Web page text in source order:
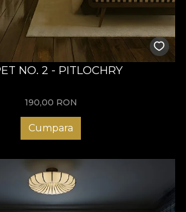
NO. 2 - PITLOCHRY
190,00 RON
Cumpara